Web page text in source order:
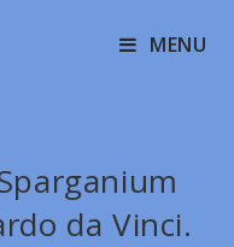
MENU
da Vinci.